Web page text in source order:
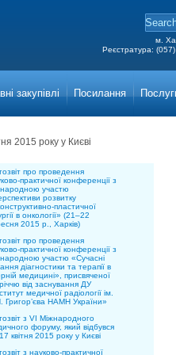
м.
Реєстратура:
Main
закупівлі Посилання
2015 року у Києві
про проведення
практичної конференції з
участю
розвитку
пластичної
в онкології» (21–22
2015 р., Харків)
про проведення
практичної конференції з
участю «Сучасні
діагностики та терапії в
медицині», присвяченої
від заснування ДУ
медичної радіології ім.
Григор’єва НАМН України»
з VI Міжнародного
форуму, який відбувся
квітня 2015 року у Києві
з науково-практичної